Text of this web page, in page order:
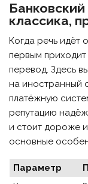
классика,
Когда речь идёт
первым
перевод. Здесь
на иностранный
платёжную
репутацию
и стоит дороже
основные
Параметр